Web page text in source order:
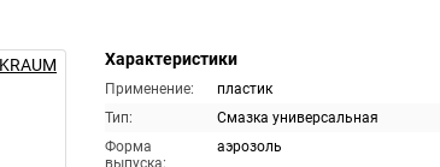
Характеристики
Применение:
пластик
Тип:
Смазка универсальная
Форма
выпуска:
аэрозоль